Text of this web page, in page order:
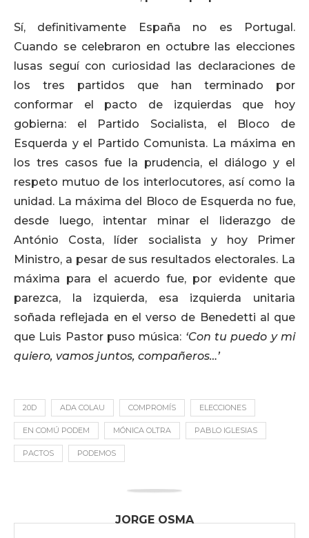
Sí, definitivamente España no es Portugal.
Cuando se celebraron en octubre las elecciones
lusas seguí con curiosidad las declaraciones de
los tres partidos que han terminado por
conformar el pacto de izquierdas que hoy
gobierna: el Partido Socialista, el Bloco de
Esquerda y el Partido Comunista. La máxima en
los tres casos fue la prudencia, el diálogo y el
respeto mutuo de los interlocutores, así como la
unidad. La máxima del Bloco de Esquerda no fue,
desde luego, intentar minar el liderazgo de
António Costa, líder socialista y hoy Primer
Ministro, a pesar de sus resultados electorales. La
máxima para el acuerdo fue, por evidente que
parezca, la izquierda, esa izquierda unitaria
soñada reflejada en el verso de Benedetti al que
que Luis Pastor puso música: ‘Con tu puedo y mi
quiero, vamos juntos, compañeros…’
20D ADA COLAU COMPROMÍS ELECCIONES
EN COMÚ PODEM MÓNICA OLTRA PABLO IGLESIAS
PACTOS PODEMOS
JORGE OSMA